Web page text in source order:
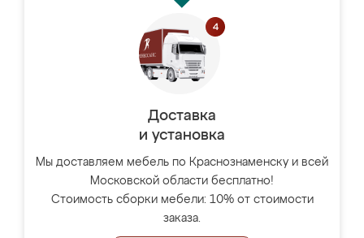
Доставка
и установка
Мы доставляем мебель по Краснознаменску и всей
Московской области бесплатно!
Стоимость сборки мебели: 10% от стоимости
заказа.